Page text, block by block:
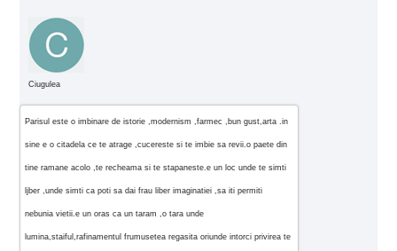
Ciugulea
Parisul este o imbinare de istorie ,modernism ,farmec ,bun gust,arta .in
sine e o citadela ce te atrage ,cucereste si te imbie sa revii.o paete din
tine ramane acolo ,te recheama si te stapaneste.e un loc unde te simti
ljber ,unde simti ca poti sa dai frau liber imaginatiei ,sa iti permiti
nebunia vietii.e un oras ca un taram ,o tara unde
lumina,staiful,rafinamentul frumusetea regasita oriunde intorci privirea te